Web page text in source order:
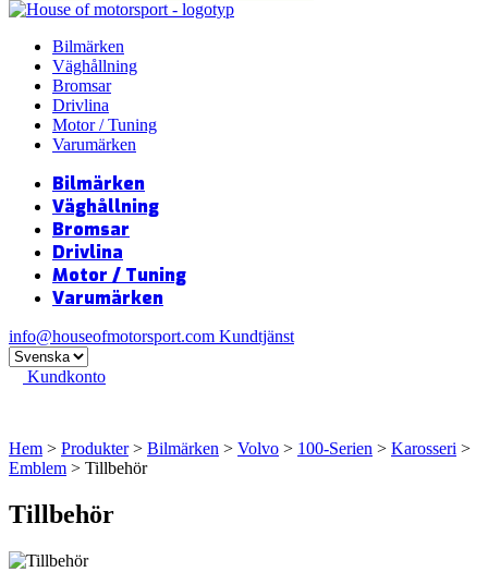
Bilmärken
Väghållning
Bromsar
Drivlina
Motor / Tuning
Varumärken
Bilmärken
Väghållning
Bromsar
Drivlina
Motor / Tuning
Varumärken
info@houseofmotorsport.com Kundtjänst
Kundkonto
Hem > Produkter> Bilmärken > Volvo > 100-Serien > Karosseri >
Emblem > Tillbehör
Tillbehör